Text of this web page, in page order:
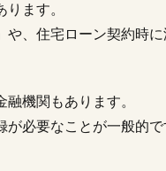
ます。
、住宅ローン契約時
機関もあります。
必要なことが一般的で